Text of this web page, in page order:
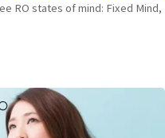
RO states of mind: Fixed Mind,